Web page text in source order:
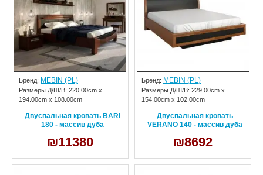
Бренд: MEBIN (PL)
Размеры Д/Ш/В: 220.00cm x
194.00cm x 108.00cm
Двуспальная кровать BARI
180 - массив дуба
₪11380
Бренд: MEBIN (PL)
Размеры Д/Ш/В: 229.00cm x
154.00cm x 102.00cm
Двуспальная кровать
VERANO 140 - массив дуба
₪8692